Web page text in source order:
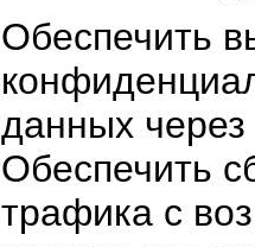
Обеспечить
данных
Обеспечить
трафика с